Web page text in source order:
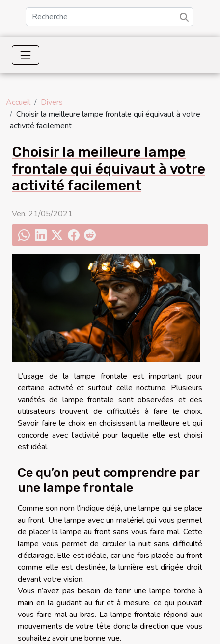
Accueil
Divers
Choisir la meilleure lampe frontale qui équivaut à votre
activité facilement
Choisir la meilleure lampe
frontale qui équivaut à votre
activité facilement
Ven. 21/05/2021
L’usage de la lampe frontale est important pour
certaine activité et surtout celle nocturne. Plusieurs
variétés de lampe frontale sont observées et des
utilisateurs trouvent de difficultés à faire le choix.
Savoir faire le choix en choisissant la meilleure et qui
concorde avec l’activité pour laquelle elle est choisi
est idéal.
Ce qu’on peut comprendre par
une lampe frontale
Comme son nom l’indique déjà, une lampe qui se place
au front. Une lampe avec un matériel qui vous permet
de placer la lampe au front sans vous faire mal. Cette
lampe vous permet de circuler la nuit sans difficulté
d’éclairage. Elle est idéale, car une fois placée au front
comme elle est destinée, la lumière est dirigée droit
devant votre vision.
Vous n’avez pas besoin de tenir une lampe torche à
main en la guidant au fur et à mesure, ce qui pouvait
vous faire mal au bras. La lampe frontale répond aux
mouvements de votre tête donc la direction que vous
souhaitez avoir une bonne vue.